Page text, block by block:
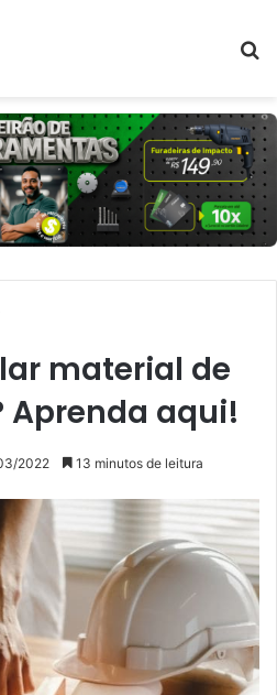
material de
Aprenda aqui!
2022 13 minutos de leitura